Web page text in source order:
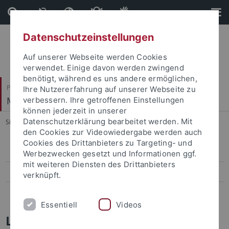
Direkt
zum
Inhalt
Direkt
zur
Fußleiste
Philosophische Fakultät
Mittelalterliche Geschichte
Sie sind hier: Startseite ... Liste der fehlenden Bücher
Systematik
Liste der fehlenden Bücher
Liste der fehlenden Bücher
Datenschutzeinstellungen
Auf unserer Webseite werden Cookies
verwendet. Einige davon werden zwingend
benötigt, während es uns andere ermöglichen,
Ihre Nutzererfahrung auf unserer Webseite zu
verbessern. Ihre getroffenen Einstellungen
können jederzeit in unserer
Datenschutzerklärung bearbeitet werden. Mit
den Cookies zur Videowiedergabe werden auch
Cookies des Drittanbieters zu Targeting- und
Werbezwecken gesetzt und Informationen ggf.
mit weiteren Diensten des Drittanbieters
verknüpft.
Essentiell Videos